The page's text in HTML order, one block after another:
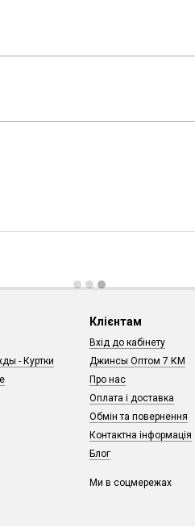
- Куртки
Клієнтам
Вхід до кабінету
Джинсы Оптом 7 КМ
Про нас
Оплата і доставка
Обмін та повернення
Контактна інформація
Блог
Ми в соцмережах